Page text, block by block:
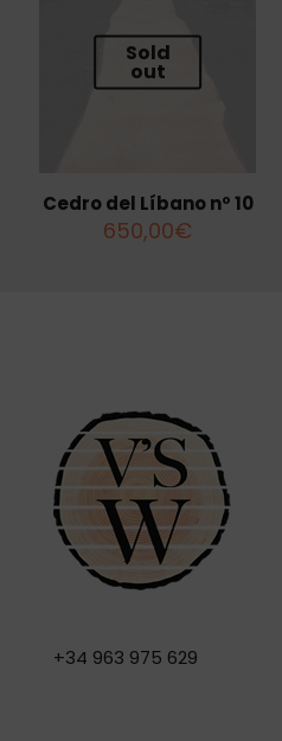
Sold
out
Cedro del Líbano nº 10
650,00€
+34 963 975 629